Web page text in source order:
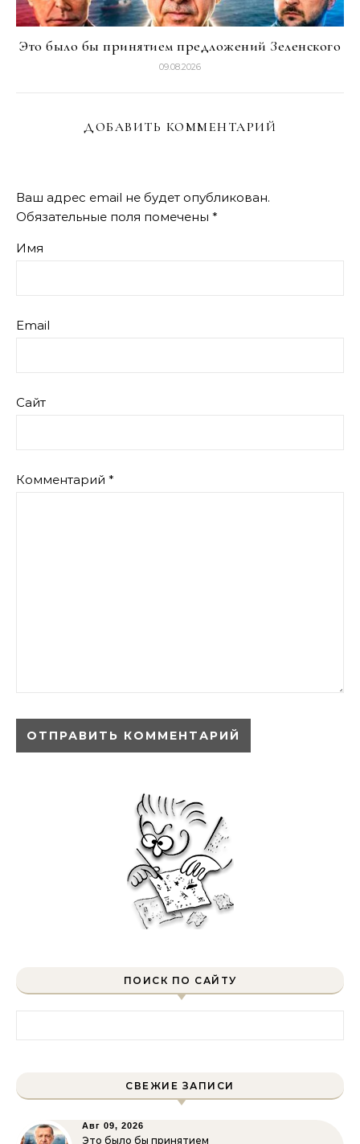
Это было бы принятием предложений Зеленского
09.08.2026
ДОБАВИТЬ КОММЕНТАРИЙ
Ваш адрес email не будет опубликован.
Обязательные поля помечены *
Имя
Email
Сайт
Комментарий *
ПОИСК ПО САЙТУ
СВЕЖИЕ ЗАПИСИ
Авг 09, 2026
Это было бы принятием